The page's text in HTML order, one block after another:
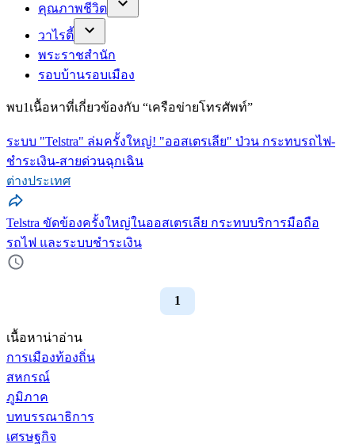
คุณภาพชีวิต
วาไรตี้
พระราชสำนัก
รอบบ้านรอบเมือง
พบ1 เนื้อหาที่เกี่ยวข้องกับ “เครือข่ายโทรศัพท์”
ระบบ "Telstra" ล่มครั้งใหญ่! "ออสเตรเลีย" ป่วน กระทบรถไฟ-
ชำระเงิน-สายด่วนฉุกเฉิน
ต่างประเทศ
Telstra ขัดข้องครั้งใหญ่ในออสเตรเลีย กระทบบริการมือถือ
รถไฟ และระบบชำระเงิน
1
เนื้อหาน่าอ่าน
การเมืองท้องถิ่น
สหกรณ์
ภูมิภาค
บทบรรณาธิการ
เศรษฐกิจ